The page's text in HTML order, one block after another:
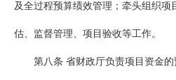
及全过程预算绩效管理；牵头组织项
估、监督管理、项目验收等工作。
第八条 省财政厅负责项目资金